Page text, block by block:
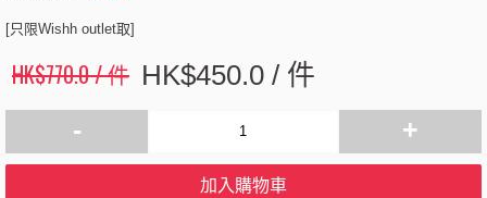
[只限Wishh outlet取]
HK$770.0 / 件 HK$450.0 / 件
- +
加入購物車